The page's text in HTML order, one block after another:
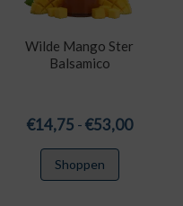
Wilde Mango Ster
Balsamico
€14,75 -€53,00
Shoppen
Dit
product